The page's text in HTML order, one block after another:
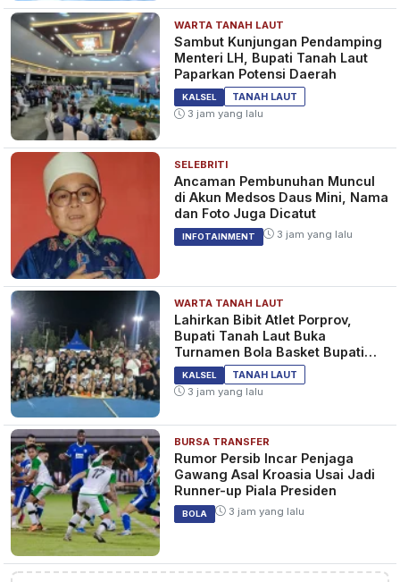
WARTA TANAH LAUT
Sambut Kunjungan Pendamping
Menteri LH, Bupati Tanah Laut
Paparkan Potensi Daerah
KALSEL
TANAH LAUT
3 jam yang lalu
SELEBRITI
Ancaman Pembunuhan Muncul
di Akun Medsos Daus Mini, Nama
dan Foto Juga Dicatut
INFOTAINMENT 3 jam yang lalu
WARTA TANAH LAUT
Lahirkan Bibit Atlet Porprov,
Bupati Tanah Laut Buka
Turnamen Bola Basket Bupati
Cup 2026
KALSEL
TANAH LAUT
3 jam yang lalu
BURSA TRANSFER
Rumor Persib Incar Penjaga
Gawang Asal Kroasia Usai Jadi
Runner-up Piala Presiden
BOLA 3 jam yang lalu